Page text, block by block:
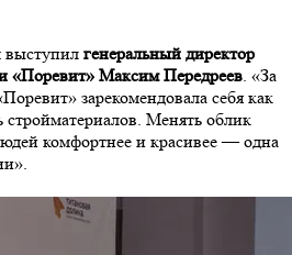
выступил генеральный директор
«Поревит» Максим Передреев. «За
зарекомендовала себя как
Менять облик
комфортнее и красивее — одна